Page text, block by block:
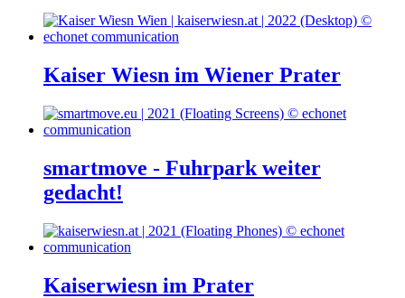
Kaiser Wiesn im Wiener Prater
smartmove - Fuhrpark weiter
gedacht!
Kaiserwiesn im Prater